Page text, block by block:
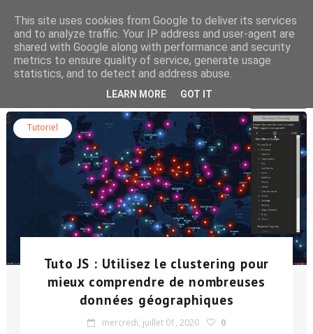
Rechercher dans le blog
Tutoriel
Tuto JS : Utilisez le clustering pour
mieux comprendre de nombreuses
données géographiques
mercredi, juillet 01, 2020 0
This site uses cookies from Google to deliver its services
and to analyze traffic. Your IP address and user-agent are
shared with Google along with performance and security
metrics to ensure quality of service, generate usage
statistics, and to detect and address abuse.
LEARN MORE GOT IT